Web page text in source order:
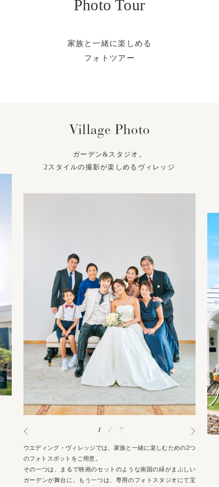
Photo Tour
家族と一緒に楽しめる
フォトツアー
Village Photo
ガーデン&スタジオ。
2スタイルの撮影が楽しめるヴィレッジ
1 / 7
ウエディング・ヴィレッジでは、家族と一緒に楽しむための2つ
のフォトスポットをご用意。
その一つは、まるで映画のセットのような南国の緑がまぶしい
ガーデンが舞台に。もう一つは、専用のフォトスタジオにて宝